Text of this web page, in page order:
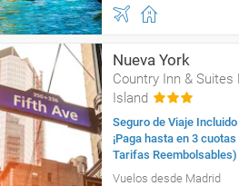
Nueva York
Country Inn & Suites
Island
Seguro de Viaje Incluido
¡Paga hasta en 3
Tarifas Reembolsables)
Vuelos desde Madrid